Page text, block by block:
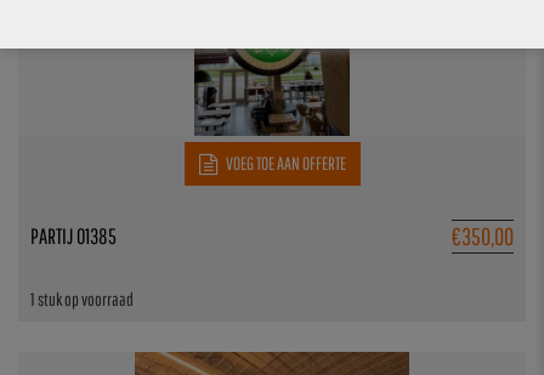
VOEG TOE AAN OFFERTE
€350,00
1 stuk op voorraad
PARTIJ 01385